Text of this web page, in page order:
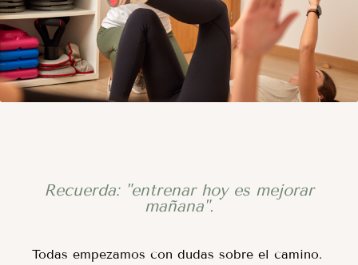
Recuerda: "entrenar hoy es mejorar
mañana".
Todas empezamos con dudas sobre el camino.